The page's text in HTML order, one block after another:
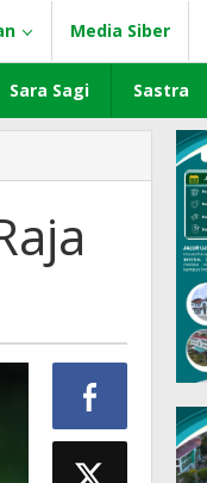
Media Siber
Sara Sagi Sastra